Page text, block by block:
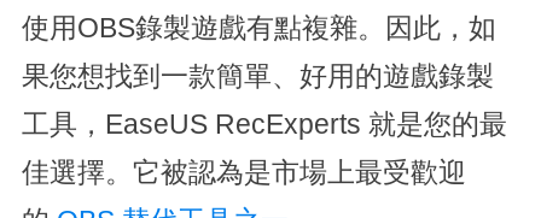
使用OBS錄製遊戲有點複雜。因此，如
果您想找到一款簡單、好用的遊戲錄製
工具，EaseUS RecExperts 就是您的最
佳選擇。它被認為是市場上最受歡迎